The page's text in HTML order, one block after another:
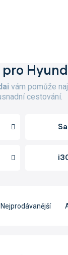
vám pomůže
cestování.
Nejprodávanější